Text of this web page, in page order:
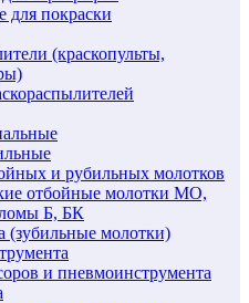
для покраски
(краскопульты,
и рубильных молотков
отбойные молотки МО,
Б, БК
(зубильные молотки)
и пневмоинструмента